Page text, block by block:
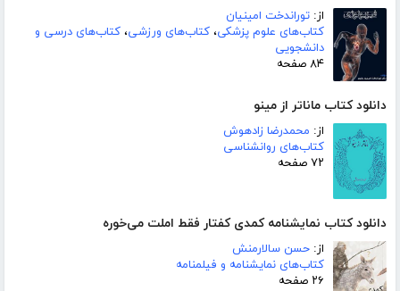
از: توراندخت امینیان
کتاب‌های علوم پزشکی، کتاب‌های ورزشی، کتاب‌های درسی و
دانشجویی
۸۴ صفحه
دانلود کتاب ماناتر از مینو
از: محمدرضا زادهوش
کتاب‌های روانشناسی
۷۲ صفحه
دانلود کتاب نمایشنامه کمدی کفتار فقط املت می‌خوره
از: حسن سالارمنش
کتاب‌های نمایشنامه و فیلمنامه
۲۶ صفحه